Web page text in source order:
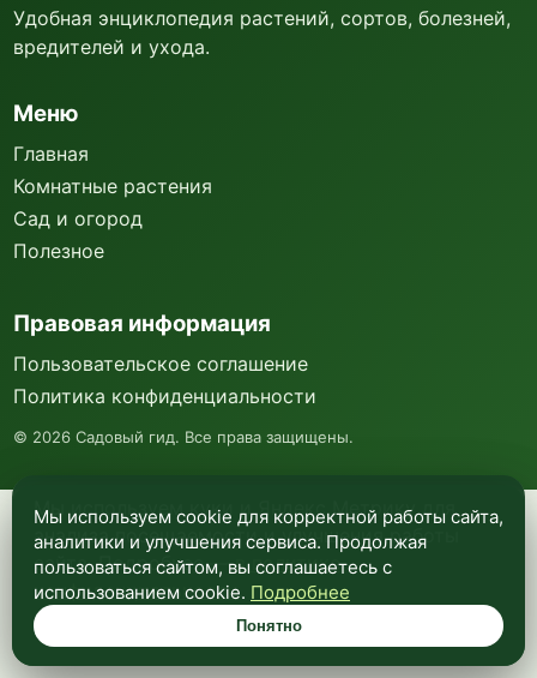
Мы используем куки и Яндекс Метрику для
анализа посещаемости и улучшения работы
сайта. Подробнее —в политике
конфиденциальности.
Понятно
Удобная энциклопедия растений, сортов, болезней,
вредителей и ухода.
Меню
Главная
Комнатные растения
Сад и огород
Полезное
Правовая информация
Пользовательское соглашение
Политика конфиденциальности
© 2026 Садовый гид. Все права защищены.
Мы используем cookie для корректной работы сайта,
аналитики и улучшения сервиса. Продолжая
пользоваться сайтом, вы соглашаетесь с
использованием cookie. Подробнее
Понятно